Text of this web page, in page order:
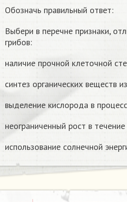
Обозначь правильный ответ:
Выбери в перечне признаки,
грибов:
наличие прочной клеточной
синтез органических веществ
выделение кислорода в
неограниченный рост в
использование солнечной